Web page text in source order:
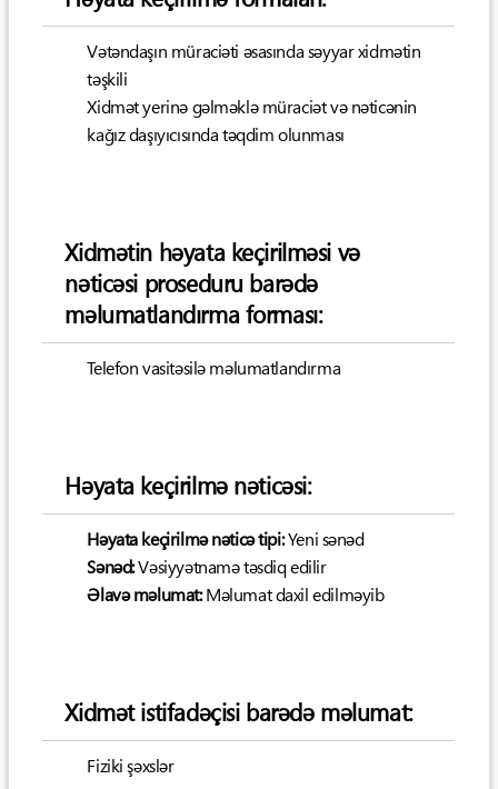
Vətəndaşın müraciəti əsasında səyyar xidmətin
təşkili
Xidmət yerinə gəlməklə müraciət və nəticənin
kağız daşıyıcısında təqdim olunması
Xidmətin həyata keçirilməsi və
nəticəsi proseduru barədə
məlumatlandırma forması:
Telefon vasitəsilə məlumatlandırma
Həyata keçirilmə nəticəsi:
Həyata keçirilmə nəticə tipi:Yeni sənəd
Sənəd:Vəsiyyətnamə təsdiq edilir
Əlavə məlumat:Məlumat daxil edilməyib
Xidmət istifadəçisi barədə məlumat:
Fiziki şəxslər